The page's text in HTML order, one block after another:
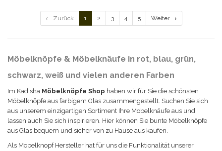
← Zurück 1 2 3 4 5 Weiter →
Möbelknöpfe & Möbelknäufe in rot, blau, grün,
schwarz, weiß und vielen anderen Farben
Im Kadisha Möbelknöpfe Shop haben wir für Sie die schönsten
Möbelknöpfe aus farbigem Glas zusammengestellt. Suchen Sie sich
aus unserem einzigartigen Sortiment Ihre Möbelknäufe aus und
lassen auch Sie sich inspirieren. Hier können Sie bunte Möbelknöpfe
aus Glas bequem und sicher von zu Hause aus kaufen.
Als Möbelknopf Hersteller hat für uns die Funktionalität unserer